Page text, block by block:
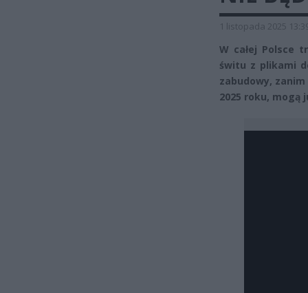
1 listopada 2025
W całej Polsce
świtu z plikami
zabudowy,
2025 roku, mogą